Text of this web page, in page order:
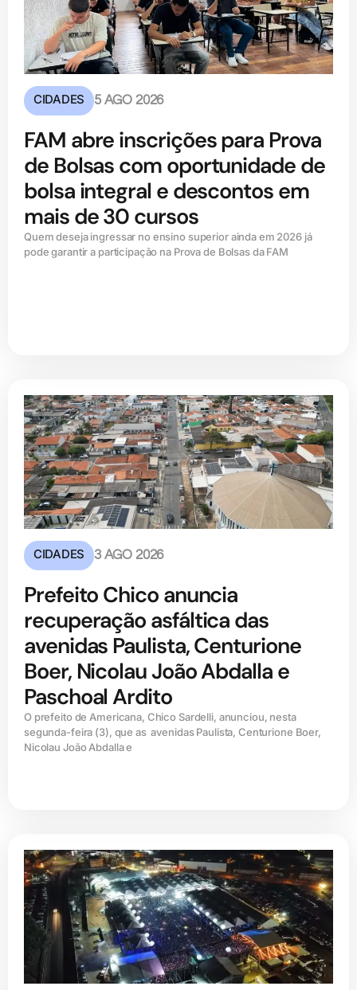
CIDADES 5 AGO 2026
FAM abre inscrições para Prova
de Bolsas com oportunidade de
bolsa integral e descontos em
mais de 30 cursos
Quem deseja ingressar no ensino superior ainda em 2026 já
pode garantir a participação na Prova de Bolsas da FAM
CIDADES 3 AGO 2026
Prefeito Chico anuncia
recuperação asfáltica das
avenidas Paulista, Centurione
Boer, Nicolau João Abdalla e
Paschoal Ardito
O prefeito de Americana, Chico Sardelli, anunciou, nesta
segunda-feira (3), que as avenidas Paulista, Centurione Boer,
Nicolau João Abdalla e